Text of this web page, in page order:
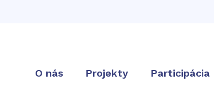
O nás Projekty Participácia